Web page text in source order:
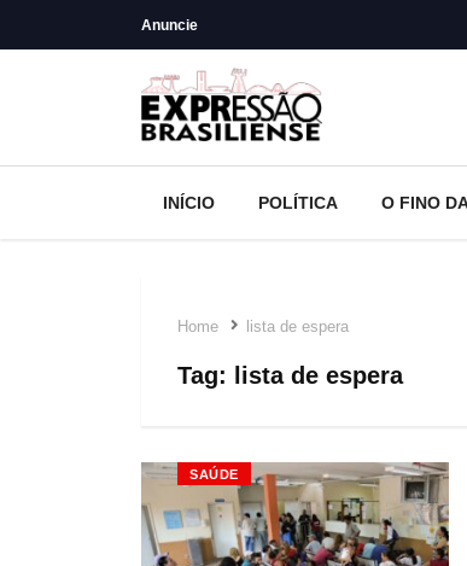
Anuncie
INÍCIO POLÍTICA O FINO
Home lista de espera
Tag: lista de espera
SAÚDE